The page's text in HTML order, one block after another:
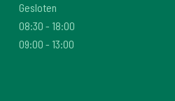
Gesloten
08:30 - 18:00
09:00 - 13:00